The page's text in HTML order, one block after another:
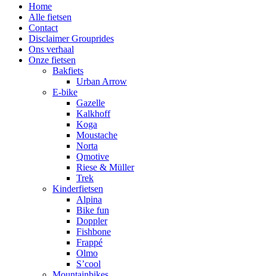
Home
Alle fietsen
Contact
Disclaimer Grouprides
Ons verhaal
Onze fietsen
Bakfiets
Urban Arrow
E-bike
Gazelle
Kalkhoff
Koga
Moustache
Norta
Qmotive
Riese & Müller
Trek
Kinderfietsen
Alpina
Bike fun
Doppler
Fishbone
Frappé
Olmo
S’cool